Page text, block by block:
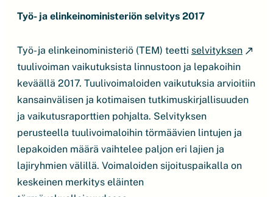
Työ- ja elinkeinoministeriön selvitys 2017
Työ- ja elinkeinoministeriö (TEM) teetti selvityksen
tuulivoiman vaikutuksista linnustoon ja lepakoihin
keväällä 2017. Tuulivoimaloiden vaikutuksia arvioitiin
kansainvälisen ja kotimaisen tutkimuskirjallisuuden
ja vaikutusraporttien pohjalta. Selvityksen
perusteella tuulivoimaloihin törmäävien lintujen ja
lepakoiden määrä vaihtelee paljon eri lajien ja
lajiryhmien välillä. Voimaloiden sijoituspaikalla on
keskeinen merkitys eläinten